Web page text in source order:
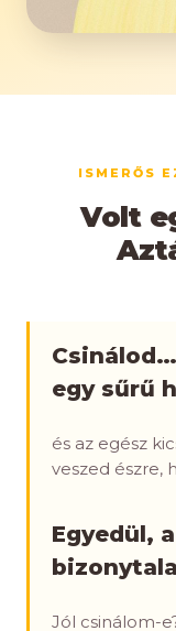
ISMERŐS
Volt
egy sűrű
és az egész
veszed észre,
Egyedül,
Jól csinálom-